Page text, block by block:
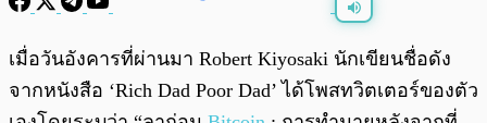
พร้อมเล่น 0:00 /0:00
เมื่อวันอังคารที่ผ่านมา Robert Kiyosaki นักเขียนชื่อดัง
จากหนังสือ ‘Rich Dad Poor Dad’ ได้โพสทวิตเตอร์ของตัว